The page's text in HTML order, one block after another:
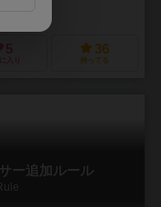
入り
36
持ってる
ー追加ルール